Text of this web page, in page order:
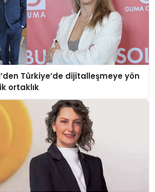
Türkiye’de dijitalleşmeye yön
ortaklık